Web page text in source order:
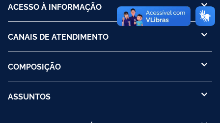
ACESSO À INFORMAÇÃO
CANAIS DE ATENDIMENTO
COMPOSIÇÃO
ASSUNTOS